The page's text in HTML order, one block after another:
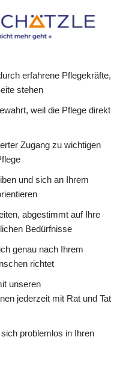
erfahrene Pflegekräfte,
stehen
weil die Pflege direkt
Zugang zu wichtigen
und sich an Ihrem
abgestimmt auf Ihre
Bedürfnisse
genau nach Ihrem
richtet
unseren
jederzeit mit Rat und Tat
problemlos in Ihren